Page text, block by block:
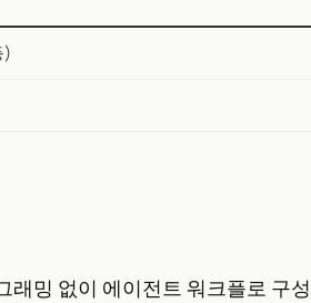
)
밍 없이 에이전트 워크플로 구